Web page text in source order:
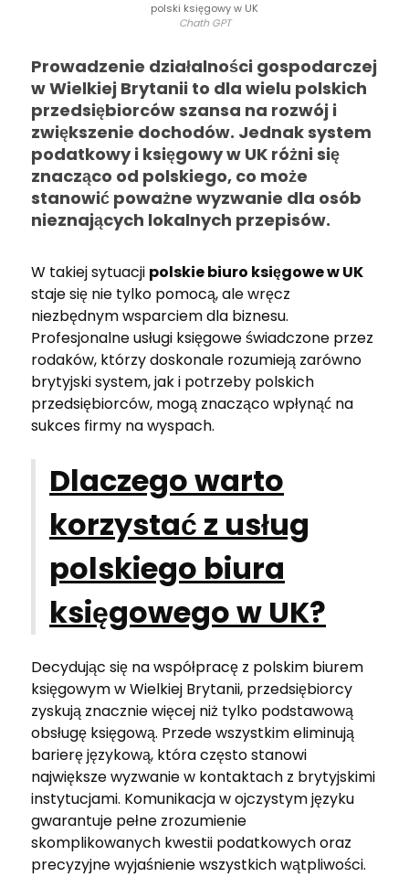
polski księgowy w UK
Chath GPT
Prowadzenie działalności gospodarczej
w Wielkiej Brytanii to dla wielu polskich
przedsiębiorców szansa na rozwój i
zwiększenie dochodów. Jednak system
podatkowy i księgowy w UK różni się
znacząco od polskiego, co może
stanowić poważne wyzwanie dla osób
nieznających lokalnych przepisów.
W takiej sytuacji polskie biuro księgowe w UK
staje się nie tylko pomocą, ale wręcz
niezbędnym wsparciem dla biznesu.
Profesjonalne usługi księgowe świadczone przez
rodaków, którzy doskonale rozumieją zarówno
brytyjski system, jak i potrzeby polskich
przedsiębiorców, mogą znacząco wpłynąć na
sukces firmy na wyspach.
Dlaczego warto
korzystać z usług
polskiego biura
księgowego w UK?
Decydując się na współpracę z polskim biurem
księgowym w Wielkiej Brytanii, przedsiębiorcy
zyskują znacznie więcej niż tylko podstawową
obsługę księgową. Przede wszystkim eliminują
barierę językową, która często stanowi
największe wyzwanie w kontaktach z brytyjskimi
instytucjami. Komunikacja w ojczystym języku
gwarantuje pełne zrozumienie
skomplikowanych kwestii podatkowych oraz
precyzyjne wyjaśnienie wszystkich wątpliwości.